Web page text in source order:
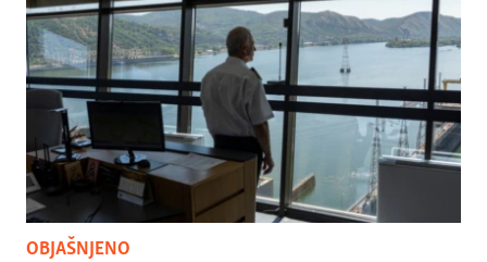
OBJAŠNJENO